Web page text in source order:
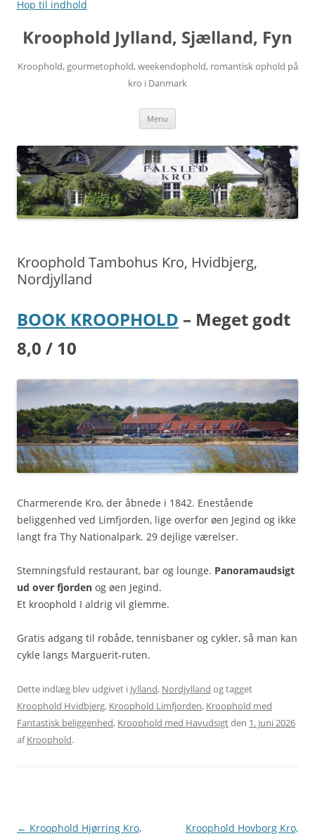
Hop til indhold
Kroophold Jylland, Sjælland, Fyn
Kroophold, gourmetophold, weekendophold, romantisk ophold på
kro i Danmark
Menu
Kroophold Tambohus Kro, Hvidbjerg,
Nordjylland
BOOK KROOPHOLD – Meget godt
8,0 / 10
Charmerende Kro, der åbnede i 1842. Enestående
beliggenhed ved Limfjorden, lige overfor øen Jegind og ikke
langt fra Thy Nationalpark. 29 dejlige værelser.
Stemningsfuld restaurant, bar og lounge. Panoramaudsigt
ud over fjorden og øen Jegind.
Et kroophold I aldrig vil glemme.
Gratis adgang til robåde, tennisbaner og cykler, så man kan
cykle langs Marguerit-ruten.
Dette indlæg blev udgivet i Jylland, Nordjylland og tagget
Kroophold Hvidbjerg, Kroophold Limfjorden, Kroophold med
Fantastisk beliggenhed, Kroophold med Havudsigtden 1. juni 2026
afKroophold.
Indlægsnavigation
← Kroophold Hjørring Kro,
Kroophold Hovborg Kro,